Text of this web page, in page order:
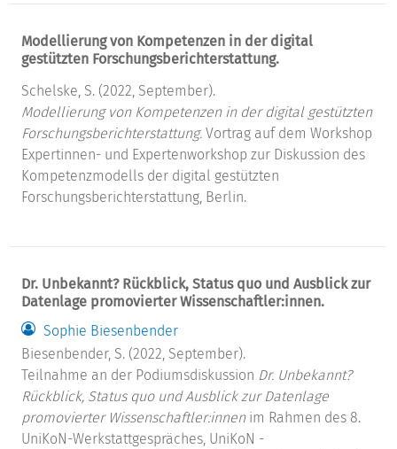
Modellierung von Kompetenzen in der digital
gestützten Forschungsberichterstattung.
Schelske, S. (2022, September).
Modellierung von Kompetenzen in der digital gestützten
Forschungsberichterstattung. Vortrag auf dem Workshop
Expertinnen- und Expertenworkshop zur Diskussion des
Kompetenzmodells der digital gestützten
Forschungsberichterstattung, Berlin.
Dr. Unbekannt? Rückblick, Status quo und Ausblick zur
Datenlage promovierter Wissenschaftler:innen.
Sophie Biesenbender
Biesenbender, S. (2022, September).
Teilnahme an der Podiumsdiskussion Dr. Unbekannt?
Rückblick, Status quo und Ausblick zur Datenlage
promovierter Wissenschaftler:innenim Rahmen des 8.
UniKoN-Werkstattgespräches, UniKoN -